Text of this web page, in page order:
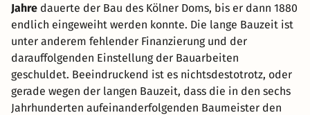
Jahre dauerte der Bau des Kölner Doms, bis er dann 1880
endlich eingeweiht werden konnte. Die lange Bauzeit ist
unter anderem fehlender Finanzierung und der
darauffolgenden Einstellung der Bauarbeiten
geschuldet. Beeindruckend ist es nichtsdestotrotz, oder
gerade wegen der langen Bauzeit, dass die in den sechs
Jahrhunderten aufeinanderfolgenden Baumeister den